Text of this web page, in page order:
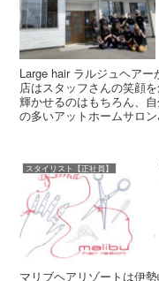
Large hair ラルジュヘア
店はスタッフさんの笑顔
輝かせるのはもちろん、
の多いアットホームサロ
スタイリスト【正社員】
マリブヘアリゾートは伊